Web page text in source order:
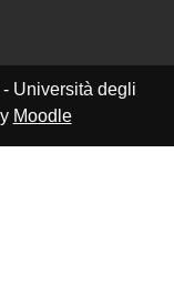
Università degli
Moodle